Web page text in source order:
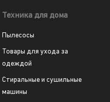
Техника для дома
Пылесосы
Товары для ухода за
одеждой
Стиральные и сушильные
машины